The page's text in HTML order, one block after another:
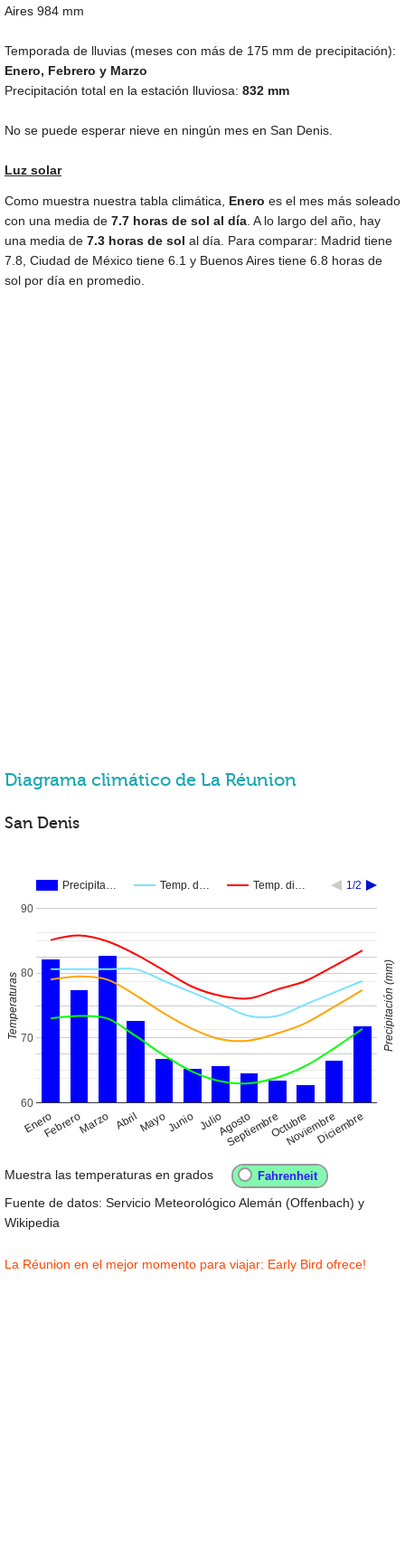
Aires 984 mm
Temporada de lluvias (meses con más de 175 mm de precipitación):
Enero, Febrero y Marzo
Precipitación total en la estación lluviosa: 832 mm
No se puede esperar nieve en ningún mes en San Denis.
Luz solar
Como muestra nuestra tabla climática, Enero es el mes más soleado
con una media de 7.7 horas de sol al día . A lo largo del año, hay
una media de 7.3 horas de sol al día. Para comparar: Madrid tiene
7.8, Ciudad de México tiene 6.1 y Buenos Aires tiene 6.8 horas de
sol por día en promedio.
Diagrama climático de La Réunion
San Denis
Precipita… Temp. d… Temp. di… 1/2
EneroFebreroMarzo AbrilMayoJunio JulioAgosto
SeptiembreOctubre
NoviembreDiciembre
60
70
80
90
Temperaturas Precipitación (mm)
Muestra las temperaturas en grados
Fuente de datos: Servicio Meteorológico Alemán (Offenbach) y
Wikipedia
La Réunion en el mejor momento para viajar: Early Bird ofrece!